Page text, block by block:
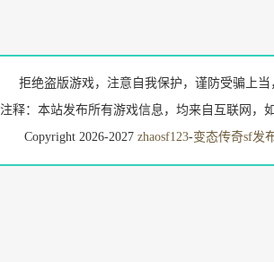
拒绝盗版游戏，注意自我保护，谨防受骗上
注释：本站发布所有游戏信息，均来自互联网，
Copyright 2026-2027 zhaosf123-变态传奇sf发